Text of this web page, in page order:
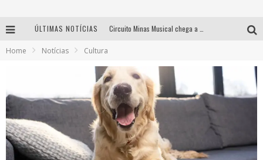
ÚLTIMAS NOTÍCIAS
Yan traz a turnê nacional do PagodYANdo para Belo Horizonte
Home Notícias Cultura